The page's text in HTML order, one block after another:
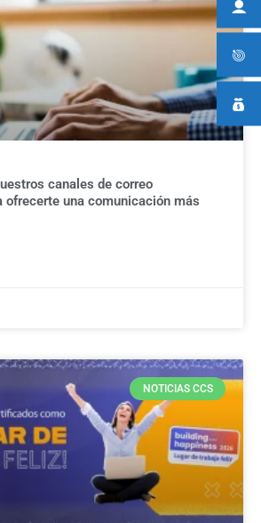
canales de correo
ofrecerte una comunicación más
NOTICIAS CCS